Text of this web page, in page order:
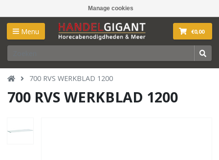
Manage cookies
Menu €0,00
700 RVS WERKBLAD 1200
700 RVS WERKBLAD 1200